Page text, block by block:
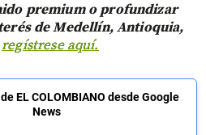
premium o profundizar
de Medellín, Antioquia,
regístrese aquí.
EL COLOMBIANO desde Google
News